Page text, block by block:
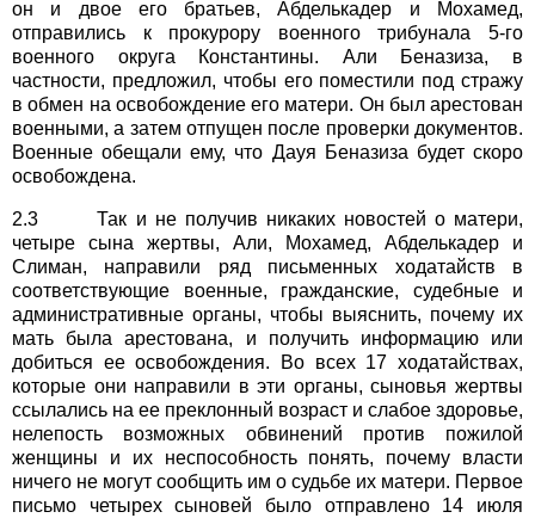
он и двое его братьев, Абделькадер и Мохамед,
отправились к прокурору военного трибунала 5-го
военного округа Константины. Али Беназиза, в
частности, предложил, чтобы его поместили под стражу
в обмен на освобождение его матери. Он был арестован
военными, а затем отпущен после проверки документов.
Военные обещали ему, что Дауя Беназиза будет скоро
освобождена.
2.3 Так и не получив никаких новостей о матери,
четыре сына жертвы, Али, Мохамед, Абделькадер и
Слиман, направили ряд письменных ходатайств в
соответствующие военные, гражданские, судебные и
административные органы, чтобы выяснить, почему их
мать была арестована, и получить информацию или
добиться ее освобождения. Во всех 17 ходатайствах,
которые они направили в эти органы, сыновья жертвы
ссылались на ее преклонный возраст и слабое здоровье,
нелепость возможных обвинений против пожилой
женщины и их неспособность понять, почему власти
ничего не могут сообщить им о судьбе их матери. Первое
письмо четырех сыновей было отправлено 14 июля